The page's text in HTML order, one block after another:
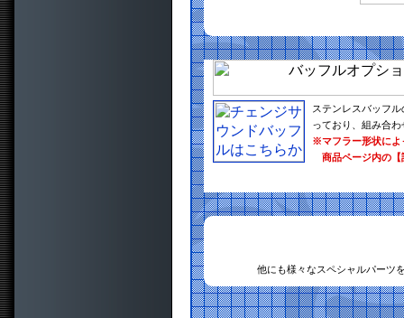
ステンレスバッフ
っており、組み合
※マフラー形状によ
商品ページ内の【
他にも様々なスペシャルパーツ